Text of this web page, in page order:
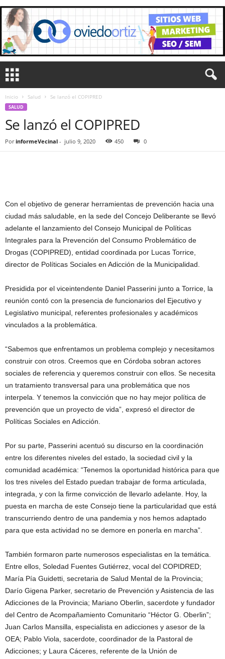
Inicio Salud Se lanzó el COPIPRED
SALUD
Se lanzó el COPIPRED
Por informeVecinal - julio 9, 2020 450 0
Con el objetivo de generar herramientas de prevención hacia una
ciudad más saludable, en la sede del Concejo Deliberante se llevó
adelante el lanzamiento del Consejo Municipal de Políticas
Integrales para la Prevención del Consumo Problemático de
Drogas (COPIPRED), entidad coordinada por Lucas Torrice,
director de Políticas Sociales en Adicción de la Municipalidad.
Presidida por el viceintendente Daniel Passerini junto a Torrice, la
reunión contó con la presencia de funcionarios del Ejecutivo y
Legislativo municipal, referentes profesionales y académicos
vinculados a la problemática.
“Sabemos que enfrentamos un problema complejo y necesitamos
construir con otros. Creemos que en Córdoba sobran actores
sociales de referencia y queremos construir con ellos. Se necesita
un tratamiento transversal para una problemática que nos
interpela. Y tenemos la convicción que no hay mejor política de
prevención que un proyecto de vida”, expresó el director de
Políticas Sociales en Adicción.
Por su parte, Passerini acentuó su discurso en la coordinación
entre los diferentes niveles del estado, la sociedad civil y la
comunidad académica: “Tenemos la oportunidad histórica para que
los tres niveles del Estado puedan trabajar de forma articulada,
integrada, y con la firme convicción de llevarlo adelante. Hoy, la
puesta en marcha de este Consejo tiene la particularidad que está
transcurriendo dentro de una pandemia y nos hemos adaptado
para que esta actividad no se demore en ponerla en marcha”.
También formaron parte numerosos especialistas en la temática.
Entre ellos, Soledad Fuentes Gutiérrez, vocal del COPIDRED;
María Pía Guidetti, secretaria de Salud Mental de la Provincia;
Darío Gigena Parker, secretario de Prevención y Asistencia de las
Adicciones de la Provincia; Mariano Oberlin, sacerdote y fundador
del Centro de Acompañamiento Comunitario “Héctor G. Oberlin”;
Juan Carlos Mansilla, especialista en adicciones y asesor de la
OEA; Pablo Viola, sacerdote, coordinador de la Pastoral de
Adicciones; y Laura Cáceres, referente de la Unión de